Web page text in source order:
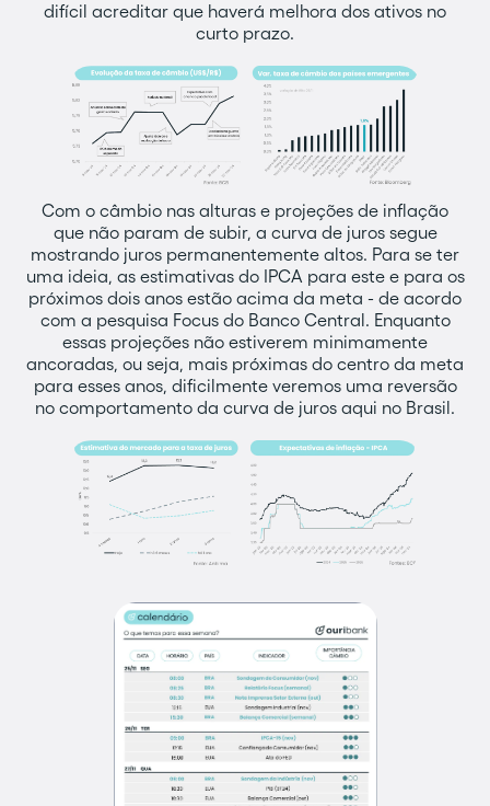
difícil acreditar que haverá melhora dos ativos no
curto prazo.
Com o câmbio nas alturas e projeções de inflação
que não param de subir, a curva de juros segue
mostrando juros permanentemente altos. Para se ter
uma ideia, as estimativas do IPCA para este e para os
próximos dois anos estão acima da meta - de acordo
com a pesquisa Focus do Banco Central. Enquanto
essas projeções não estiverem minimamente
ancoradas, ou seja, mais próximas do centro da meta
para esses anos, dificilmente veremos uma reversão
no comportamento da curva de juros aqui no Brasil.